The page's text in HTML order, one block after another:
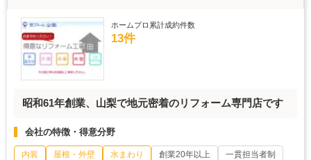
ホームプロ累計成約件数
13件
昭和61年創業、山梨で地元密着のリフォーム専門店です
会社の特徴・得意分野
内装 屋根・外壁 水まわり 創業20年以上
一貫担当者制